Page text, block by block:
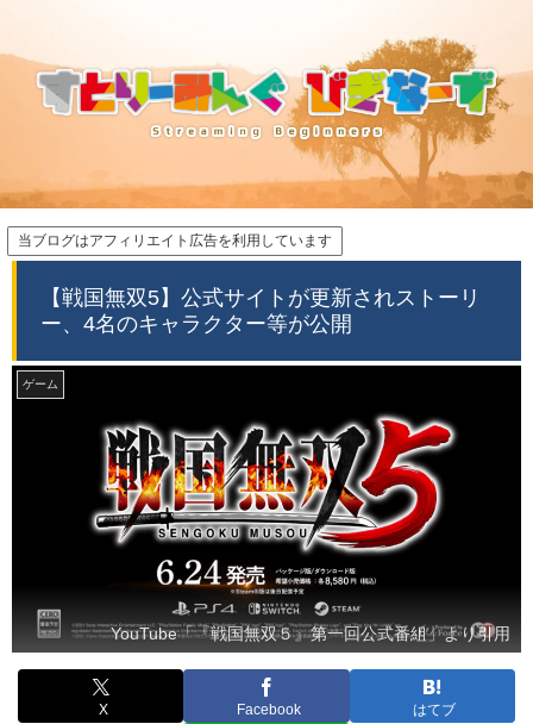
当ブログはアフィリエイト広告を利用しています
【戦国無双5】公式サイトが更新されストーリ
ー、4名のキャラクター等が公開
ゲーム
YouTube「『戦国無双５』第一回公式番組」より引用
X Facebook はてブ